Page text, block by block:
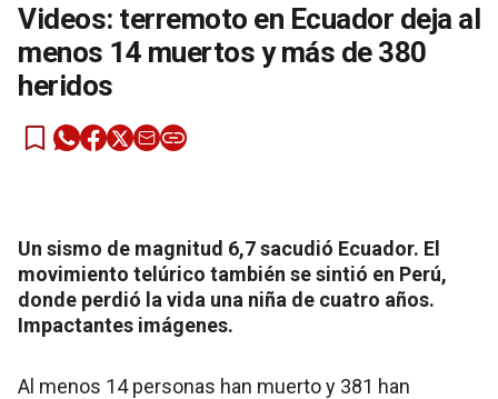
Videos: terremoto en Ecuador deja al
menos 14 muertos y más de 380
heridos
Un sismo de magnitud 6,7 sacudió Ecuador. El
movimiento telúrico también se sintió en Perú,
donde perdió la vida una niña de cuatro años.
Impactantes imágenes.
Al menos 14 personas han muerto y 381 han